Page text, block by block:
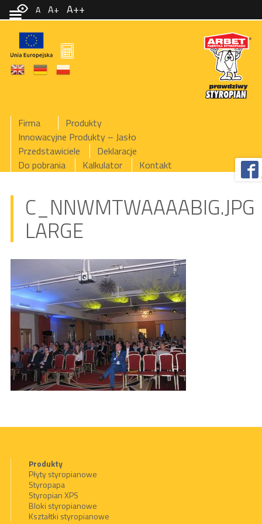
Firma
Produkty
Innowacyjne Produkty – Jasło
Przedstawiciele
Deklaracje
Do pobrania
Kalkulator Kontakt
C_NNWMTWAAAABIG.JPG
LARGE
Produkty
Płyty styropianowe
Styropapa
Styropian XPS
Bloki styropianowe
Kształtki styropianowe
A A+ A++